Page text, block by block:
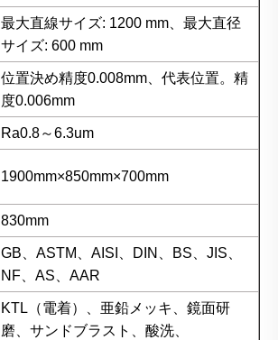
最大直線サイズ: 1200 mm、最大直径
サイズ: 600 mm
位置決め精度0.008mm、代表位置。精
度0.006mm
Ra0.8～6.3um
1900mm×850mm×700mm
830mm
GB、ASTM、AISI、DIN、BS、JIS、
NF、AS、AAR
KTL（電着）、亜鉛メッキ、鏡面研
磨、サンドブラスト、酸洗、